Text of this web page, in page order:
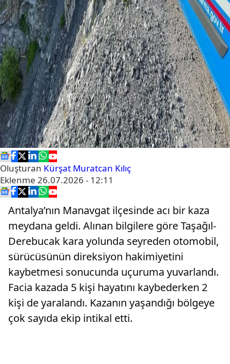
Oluşturan Kürşat Muratcan Kılıç
Eklenme 26.07.2026 - 12:11
Antalya’nın Manavgat ilçesinde acı bir kaza
meydana geldi. Alınan bilgilere göre Taşağıl-
Derebucak kara yolunda seyreden otomobil,
sürücüsünün direksiyon hakimiyetini
kaybetmesi sonucunda uçuruma yuvarlandı.
Facia kazada 5 kişi hayatını kaybederken 2
kişi de yaralandı. Kazanın yaşandığı bölgeye
çok sayıda ekip intikal etti.